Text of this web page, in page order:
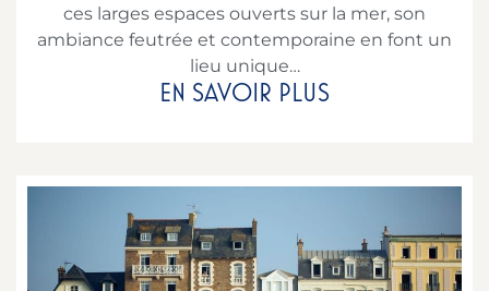
ces larges espaces ouverts sur la mer, son
ambiance feutrée et contemporaine en font un
lieu unique…
EN SAVOIR PLUS